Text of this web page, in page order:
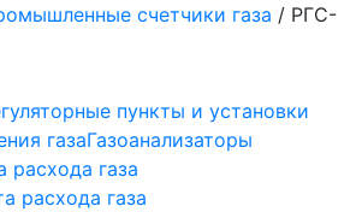
счетчики газа / РГС-
пункты и установки
газаГазоанализаторы
расхода газа
расхода газа